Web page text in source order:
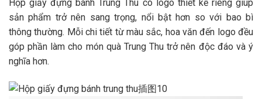
Hộp giấy đựng bánh Trung Thu có logo thiết kế riêng giúp
sản phẩm trở nên sang trọng, nổi bật hơn so với bao bì
thông thường. Mỗi chi tiết từ màu sắc, hoa văn đến logo đều
góp phần làm cho món quà Trung Thu trở nên độc đáo và ý
nghĩa hơn.